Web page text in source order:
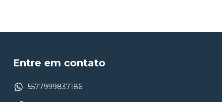
Entre em contato
5577999837186